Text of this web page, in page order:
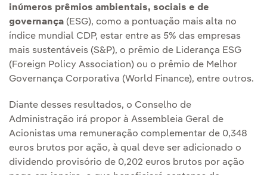
inúmeros prêmios ambientais, sociais e de
governança (ESG), como a pontuação mais alta no
índice mundial CDP, estar entre as 5% das empresas
mais sustentáveis (S&P), o prêmio de Liderança ESG
(Foreign Policy Association) ou o prêmio de Melhor
Governança Corporativa (World Finance), entre outros.
Diante desses resultados, o Conselho de
Administração irá propor à Assembleia Geral de
Acionistas uma remuneração complementar de 0,348
euros brutos por ação, à qual deve ser adicionado o
dividendo provisório de 0,202 euros brutos por ação